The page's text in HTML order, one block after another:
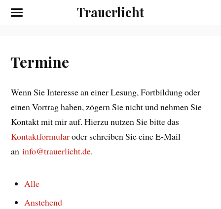
Trauerlicht
Termine
Wenn Sie Interesse an einer Lesung, Fortbildung oder
einen Vortrag haben, zögern Sie nicht und nehmen Sie
Kontakt mit mir auf. Hierzu nutzen Sie bitte das
Kontaktformularoder schreiben Sie eine E-Mail
aninfo@trauerlicht.de.
Alle
Anstehend